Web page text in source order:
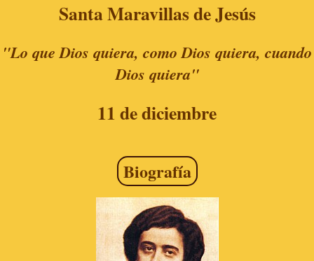
Santa Maravillas de Jesús
"Lo que Dios quiera, como Dios quiera, cuando
Dios quiera"
11 de diciembre
Biografía